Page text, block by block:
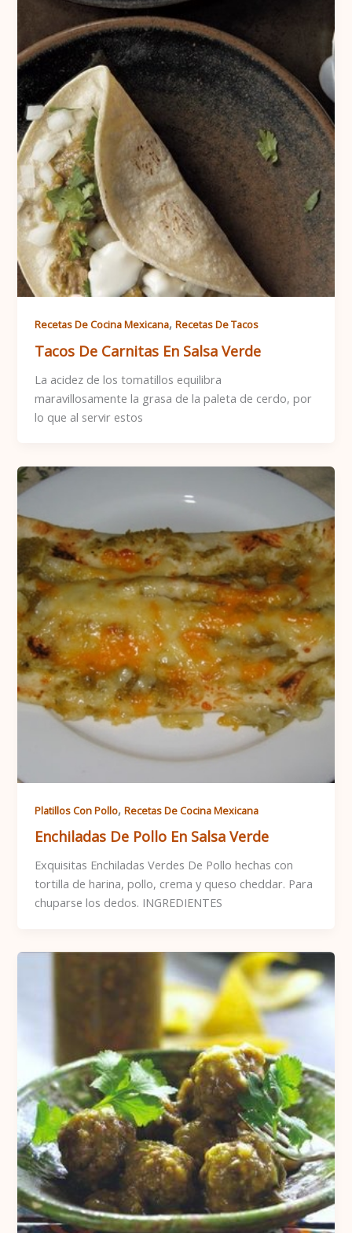
Recetas De Cocina Mexicana,Recetas De Tacos
Tacos De Carnitas En Salsa Verde
La acidez de los tomatillos equilibra
maravillosamente la grasa de la paleta de cerdo, por
lo que al servir estos
Platillos Con Pollo,Recetas De Cocina Mexicana
Enchiladas De Pollo En Salsa Verde
Exquisitas Enchiladas Verdes De Pollo hechas con
tortilla de harina, pollo, crema y queso cheddar. Para
chuparse los dedos. INGREDIENTES